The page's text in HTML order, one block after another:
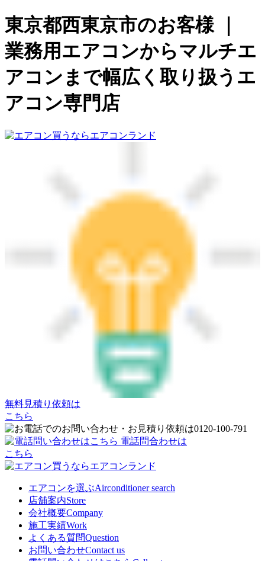
東京都西東京市のお客様 ｜
業務用エアコンからマルチエ
アコンまで幅広く取り扱うエ
アコン専門店
無料見積り依頼は
こちら
電話問合わせは
こちら
エアコンを選ぶAirconditioner search
店舗案内Store
会社概要Company
施工実績Work
よくある質問Question
お問い合わせContact us